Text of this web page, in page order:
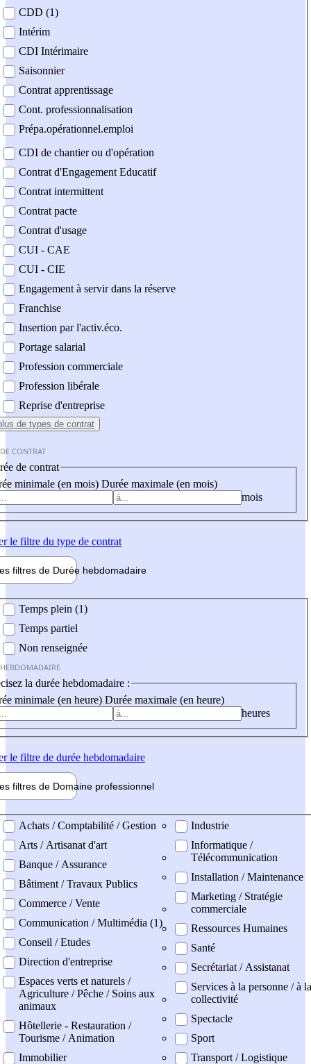
CDD (1)
Intérim
CDI Intérimaire
Saisonnier
Contrat apprentissage
Cont. professionnalisation
Prépa.opérationnel.emploi
CDI de chantier ou d'opération
Contrat d'Engagement Educatif
Contrat intermittent
Contrat pacte
Contrat d'usage
CUI - CAE
CUI - CIE
Engagement à servir dans la réserve
Franchise
Insertion par l'activ.éco.
Portage salarial
Profession commerciale
Profession libérale
Reprise d'entreprise
de types de contrat
CONTRAT
de contrat
minimale (en mois) Durée maximale (en mois)
mois
le filtre du type de contrat
filtres de Durée hebdomadaire
Temps plein (1)
Temps partiel
Non renseignée
la durée hebdomadaire :
minimale (en heure) Durée maximale (en heure)
heures
le filtre de durée hebdomadaire
filtres de Domaine professionnel
professionel
Achats / Comptabilité / Gestion
Arts / Artisanat d'art
Banque / Assurance
Bâtiment / Travaux Publics
Commerce / Vente
Communication / Multimédia (1)
Conseil / Etudes
Direction d'entreprise
Espaces verts et naturels /
Agriculture / Pêche / Soins aux
animaux
Hôtellerie - Restauration /
Tourisme / Animation
Immobilier
Industrie
Informatique /
Télécommunication
Installation / Maintenance
Marketing / Stratégie
commerciale
Ressources Humaines
Santé
Secrétariat / Assistanat
Services à la personne / à la
collectivité
Spectacle
Sport
Transport / Logistique